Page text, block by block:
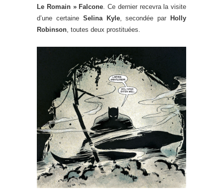
Le Romain » Falcone. Ce dernier recevra la visite
d’une certaine Selina Kyle, secondée par
Holly
Robinson, toutes deux prostituées.